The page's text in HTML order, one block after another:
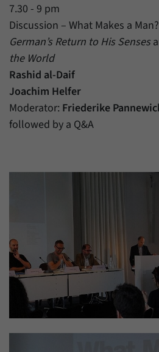
7.30 - 9 pm
Discussion – What Makes a
German’s Return to His Senses
the World
Rashid al-Daif
Joachim Helfer
Moderator: Friederike
followed by a Q&A